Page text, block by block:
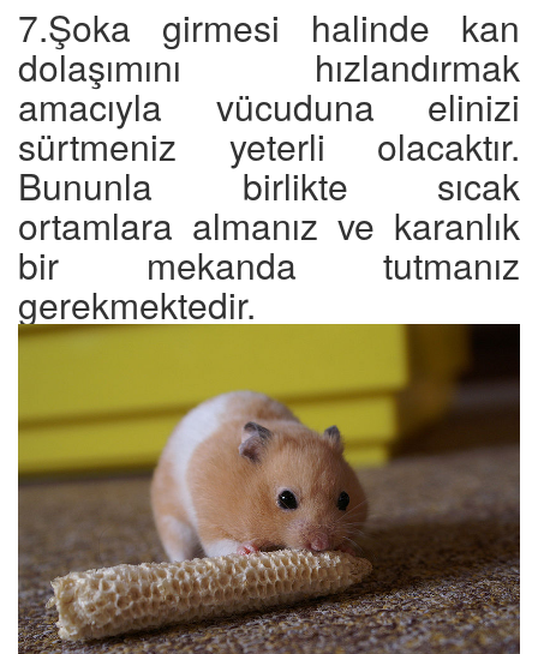
7.Şoka girmesi halinde kan
dolaşımını hızlandırmak
amacıyla vücuduna elinizi
sürtmeniz yeterli olacaktır.
Bununla birlikte sıcak
ortamlara almanız ve karanlık
bir mekanda tutmanız
gerekmektedir.